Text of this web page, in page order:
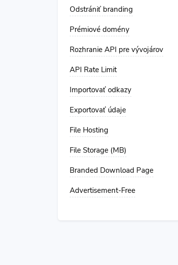
Odstrániť branding
Prémiové domény
Rozhranie API pre vývojárov
API Rate Limit
Importovať odkazy
Exportovať údaje
File Hosting
File Storage (MB)
Branded Download Page
Advertisement-Free